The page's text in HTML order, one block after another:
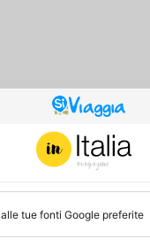
QUESTO
SITO
CONTRIBUISCE
ALL’AUDIENCE
DI
alle tue fonti Google preferite